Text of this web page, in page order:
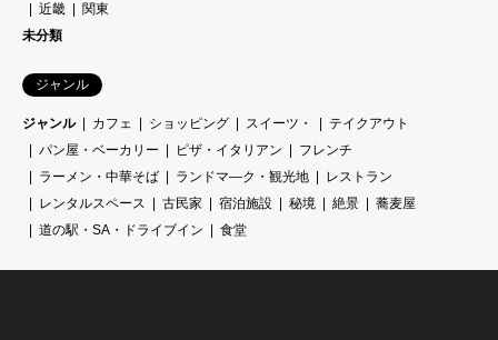
近畿
関東
未分類
ジャンル
ジャンル カフェ ショッピング スイーツ・
テイクアウト
パン屋・ベーカリー
ピザ・イタリアン
フレンチ
ラーメン・中華そば
ランドマ―ク・観光地
レストラン
レンタルスペース
古民家 宿泊施設 秘境 絶景
蕎麦屋
道の駅・SA・ドライブイン
食堂